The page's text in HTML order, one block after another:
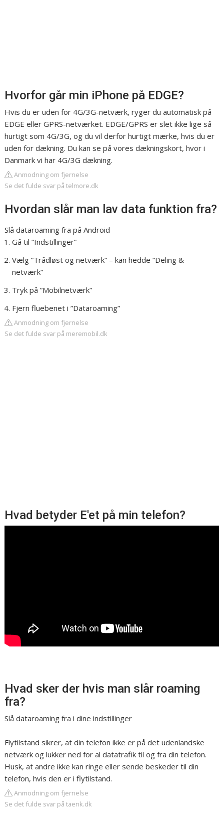
Hvorfor går min iPhone på EDGE?
Hvis du er uden for 4G/3G-netværk, ryger du automatisk på
EDGE eller GPRS-netværket. EDGE/GPRS er slet ikke lige så
hurtigt som 4G/3G, og du vil derfor hurtigt mærke, hvis du er
uden for dækning. Du kan se på vores dækningskort, hvor i
Danmark vi har 4G/3G dækning.
Anmodning om fjernelse
Se det fulde svar på telmore.dk
Hvordan slår man lav data funktion fra?
Slå dataroaming fra på Android
Gå til ”Indstillinger”
Vælg ”Trådløst og netværk” – kan hedde ”Deling &
netværk”
Tryk på ”Mobilnetværk”
Fjern fluebenet i ”Dataroaming”
Anmodning om fjernelse
Se det fulde svar på meremobil.dk
Hvad betyder E'et på min telefon?
Hvad sker der hvis man slår roaming
fra?
Slå dataroaming fra i dine indstillinger
Flytilstand sikrer, at din telefon ikke er på det udenlandske
netværk og lukker ned for al datatrafik til og fra din telefon.
Husk, at andre ikke kan ringe eller sende beskeder til din
telefon, hvis den er i flytilstand.
Anmodning om fjernelse
Se det fulde svar på taenk.dk